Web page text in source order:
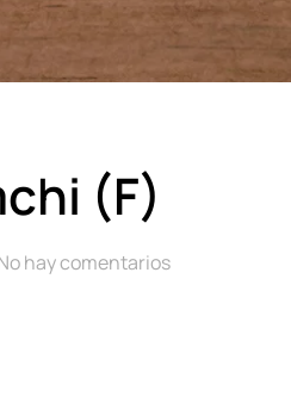
(F)
hay comentariosen